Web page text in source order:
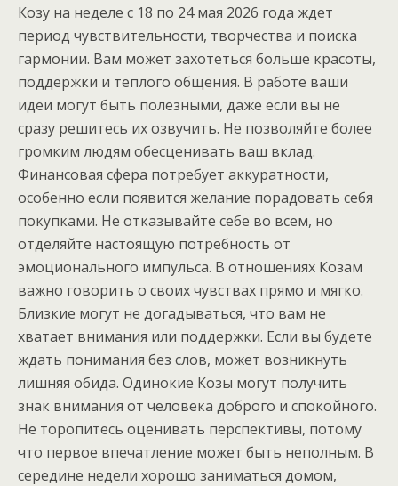
Козу на неделе с 18 по 24 мая 2026 года ждет
период чувствительности, творчества и поиска
гармонии. Вам может захотеться больше красоты,
поддержки и теплого общения. В работе ваши
идеи могут быть полезными, даже если вы не
сразу решитесь их озвучить. Не позволяйте более
громким людям обесценивать ваш вклад.
Финансовая сфера потребует аккуратности,
особенно если появится желание порадовать себя
покупками. Не отказывайте себе во всем, но
отделяйте настоящую потребность от
эмоционального импульса. В отношениях Козам
важно говорить о своих чувствах прямо и мягко.
Близкие могут не догадываться, что вам не
хватает внимания или поддержки. Если вы будете
ждать понимания без слов, может возникнуть
лишняя обида. Одинокие Козы могут получить
знак внимания от человека доброго и спокойного.
Не торопитесь оценивать перспективы, потому
что первое впечатление может быть неполным. В
середине недели хорошо заниматься домом,